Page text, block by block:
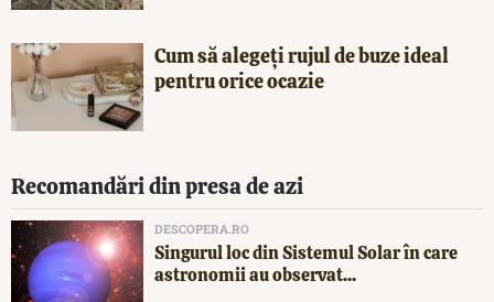
Cum să alegeți rujul de buze ideal
pentru orice ocazie
Recomandări din presa de azi
DESCOPERA.RO
Singurul loc din Sistemul Solar în care
astronomii au observat...